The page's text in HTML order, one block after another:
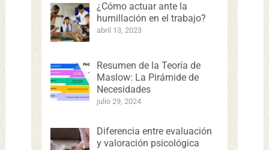
¿Cómo actuar ante la
humillación en el trabajo?
abril 13, 2023
Resumen de la Teoría de
Maslow: La Pirámide de
Necesidades
julio 29, 2024
Diferencia entre evaluación
y valoración psicológica